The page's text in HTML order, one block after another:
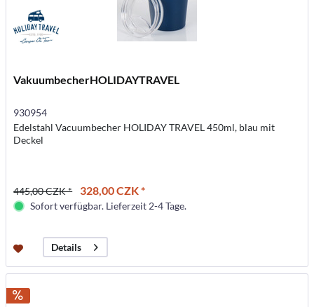
VakuumbecherHOLIDAYTRAVEL
930954
Edelstahl Vacuumbecher HOLIDAY TRAVEL 450ml, blau mit
Deckel
445,00 CZK * 328,00 CZK *
Sofort verfügbar. Lieferzeit 2-4 Tage.
Details